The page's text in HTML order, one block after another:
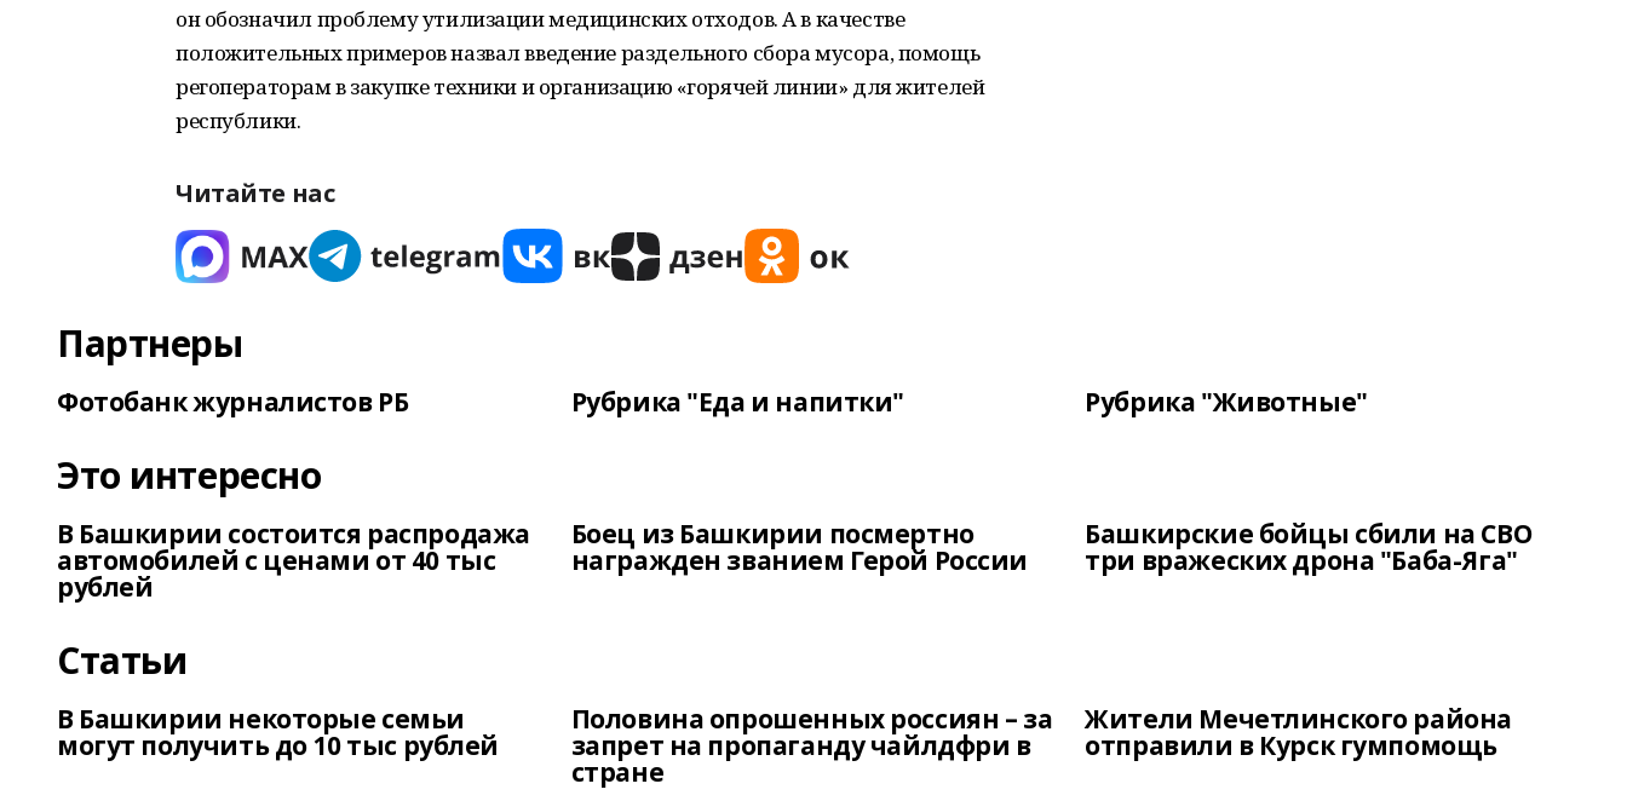
он обозначил проблему утилизации медицинских отходов. А в качестве
положительных примеров назвал введение раздельного сбора мусора, помощь
регоператорам в закупке техники и организацию «горячей линии» для жителей
республики.
Читайте нас
Партнеры
Фотобанк журналистов РБ Рубрика "Еда и напитки" Рубрика "Животные"
Это интересно
В Башкирии состоится распродажа
автомобилей с ценами от 40 тыс
рублей
Боец из Башкирии посмертно
награжден званием Герой России
Башкирские бойцы сбили на СВО
три вражеских дрона "Баба-Яга"
Статьи
В Башкирии некоторые семьи
могут получить до 10 тыс рублей
Половина опрошенных россиян – за
запрет на пропаганду чайлдфри в
стране
Жители Мечетлинского района
отправили в Курск гумпомощь